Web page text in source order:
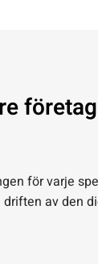
för varje
av den